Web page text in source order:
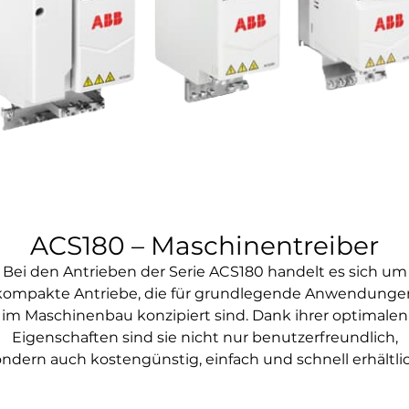
ACS180 – Maschinentreiber
Bei den Antrieben der Serie ACS180 handelt es sich um
Antriebe, die für grundlegende
im Maschinenbau konzipiert sind. Dank ihrer optimalen
Eigenschaften sind sie nicht nur benutzerfreundlich,
auch kostengünstig, einfach und schnell